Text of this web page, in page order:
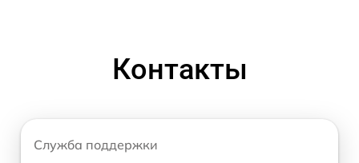
Контакты
Служба поддержки